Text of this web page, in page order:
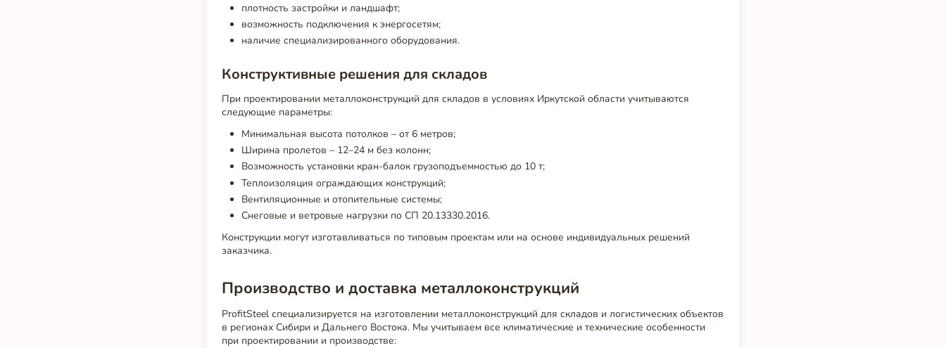
плотность застройки и ландшафт;
возможность подключения к энергосетям;
наличие специализированного оборудования.
Конструктивные решения для складов
При проектировании металлоконструкций для складов в условиях Иркутской области учитываются
следующие параметры:
Минимальная высота потолков – от 6 метров;
Ширина пролетов – 12–24 м без колонн;
Возможность установки кран-балок грузоподъемностью до 10 т;
Теплоизоляция ограждающих конструкций;
Вентиляционные и отопительные системы;
Снеговые и ветровые нагрузки по СП 20.13330.2016.
Конструкции могут изготавливаться по типовым проектам или на основе индивидуальных решений
заказчика.
Производство и доставка металлоконструкций
ProfitSteel специализируется на изготовлении металлоконструкций для складов и логистических объектов
в регионах Сибири и Дальнего Востока. Мы учитываем все климатические и технические особенности
при проектировании и производстве: